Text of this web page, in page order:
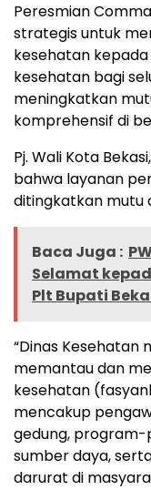
Peresmian
strategis untuk
kesehatan
kesehatan bagi
meningkatkan
komprehensif di
Pj. Wali Kota
bahwa layanan
ditingkatkan mutu
Baca Juga :
Selamat
Plt Bupati
“Dinas Kesehatan
memantau dan
kesehatan
mencakup
gedung,
sumber daya,
darurat di